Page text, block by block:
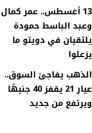
13 أغسطس.. عمر كمال
وعبد الباسط حمودة
يلتقيان في دويتو ما
يزعلوا
الذهب يفاجئ السوق..
عيار 21 يقفز 40 جنيهًا
ويرتفع من جديد